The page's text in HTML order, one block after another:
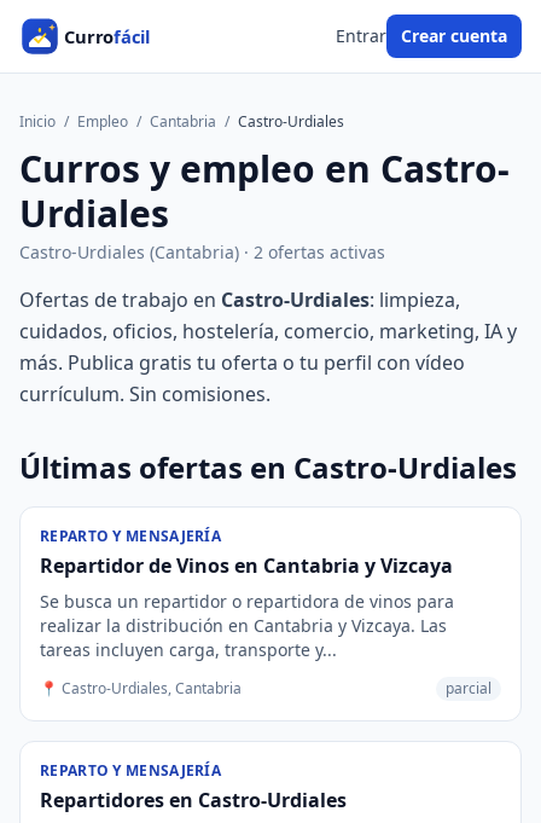
Entrar Crear cuenta
Inicio / Empleo / Cantabria / Castro-Urdiales
Curros y empleo en Castro-
Urdiales
Castro-Urdiales (Cantabria) · 2 ofertas activas
Ofertas de trabajo en Castro-Urdiales: limpieza,
cuidados, oficios, hostelería, comercio, marketing, IA y
más. Publica gratis tu oferta o tu perfil con vídeo
currículum. Sin comisiones.
Últimas ofertas en Castro-Urdiales
REPARTO Y MENSAJERÍA
Repartidor de Vinos en Cantabria y Vizcaya
Se busca un repartidor o repartidora de vinos para
realizar la distribución en Cantabria y Vizcaya. Las
tareas incluyen carga, transporte y...
📍 Castro-Urdiales, Cantabria parcial
REPARTO Y MENSAJERÍA
Repartidores en Castro-Urdiales